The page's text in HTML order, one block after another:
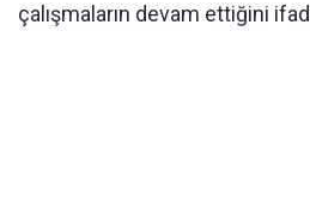
çalışmaların devam ettiğini